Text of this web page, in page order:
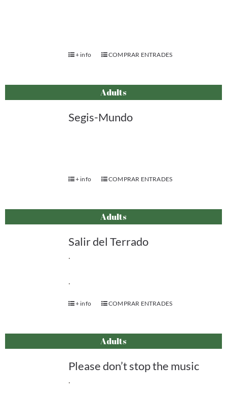
+ info COMPRAR ENTRADES
Adults
Segis-Mundo
+ info COMPRAR ENTRADES
Adults
Salir del Terrado
.
.
+ info COMPRAR ENTRADES
Adults
Please don’t stop the music
.